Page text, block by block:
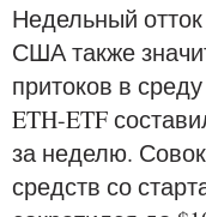
Недельный
США также
притоков в
ETH-ETF
за неделю.
средств со